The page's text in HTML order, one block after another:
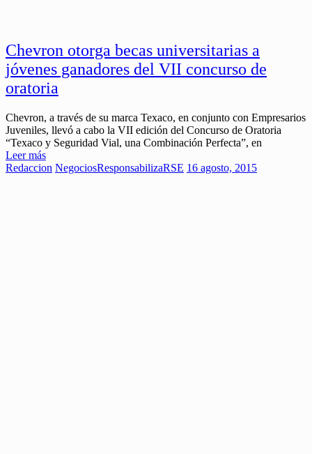
Chevron otorga becas universitarias a
jóvenes ganadores del VII concurso de
oratoria
Chevron, a través de su marca Texaco, en conjunto con Empresarios
Juveniles, llevó a cabo la VII edición del Concurso de Oratoria
“Texaco y Seguridad Vial, una Combinación Perfecta”, en
Leer más
Redaccion NegociosResponsabilizaRSE 16 agosto, 2015